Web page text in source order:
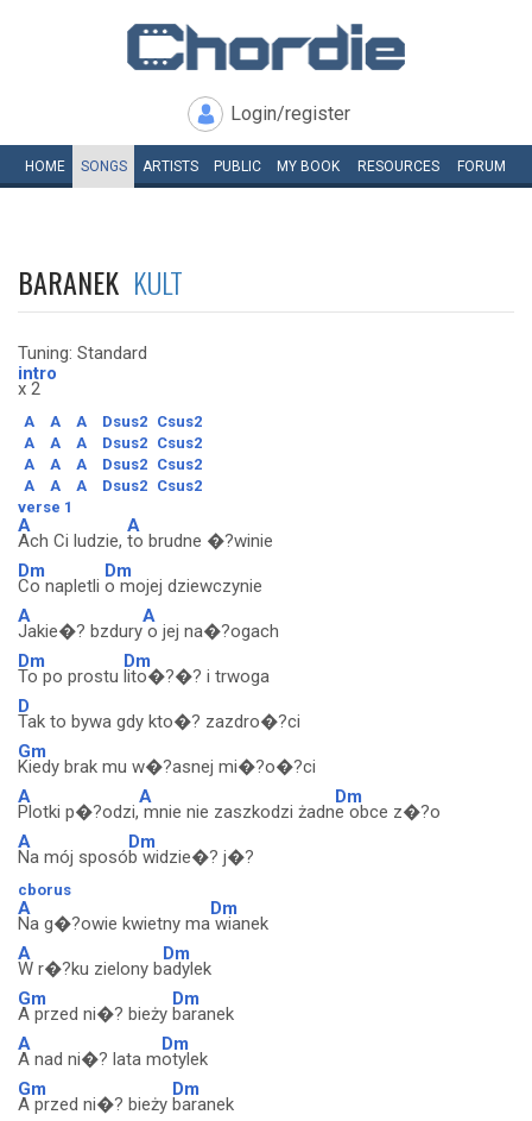
Login/register
HOME SONGS ARTISTS PUBLIC MY BOOK RESOURCES FORUM
BARANEK KULT
Tuning: Standard
intro
x 2
A A A Dsus2 Csus2
A
A A Dsus2 Csus2
A
A A Dsus2 Csus2
A
A A Dsus2 Csus2
verse 1
A
Ach Ci ludzie,
A
to brudne �?winie
Dm
Co napletli
Dm
o mojej dziewczynie
A
Jakie�? bzdury
A
o jej na�?ogach
Dm
To po prostu
Dm
lito�?�? i trwoga
D
Tak to bywa gdy kto�? zazdro�?ci
Gm
Kiedy brak mu w�?asnej mi�?o�?ci
A
Plotki p�?odzi,
A
mnie nie zaszkodzi żadn
Dm
e obce z�?o
A
Na mój sposó
Dm
b widzie�? j�?
cborus
A
Na g�?owie kwietny ma
Dm
wianek
A
W r�?ku zielony b
Dm
adylek
Gm
A przed ni�? bieży
Dm
baranek
A
A nad ni�? lata m
Dm
otylek
Gm
A przed ni�? bieży
Dm
baranek